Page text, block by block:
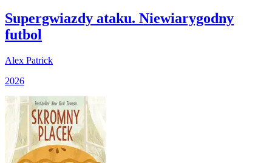
Supergwiazdy ataku. Niewiarygodny
futbol
Alex Patrick
2026